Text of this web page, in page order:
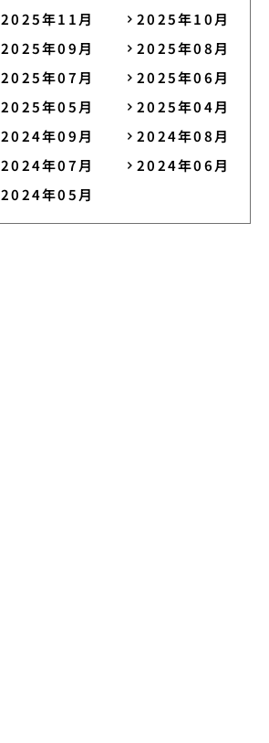
2025年11月
2025年10月
2025年09月
2025年08月
2025年07月
2025年06月
2025年05月
2025年04月
2024年09月
2024年08月
2024年07月
2024年06月
2024年05月